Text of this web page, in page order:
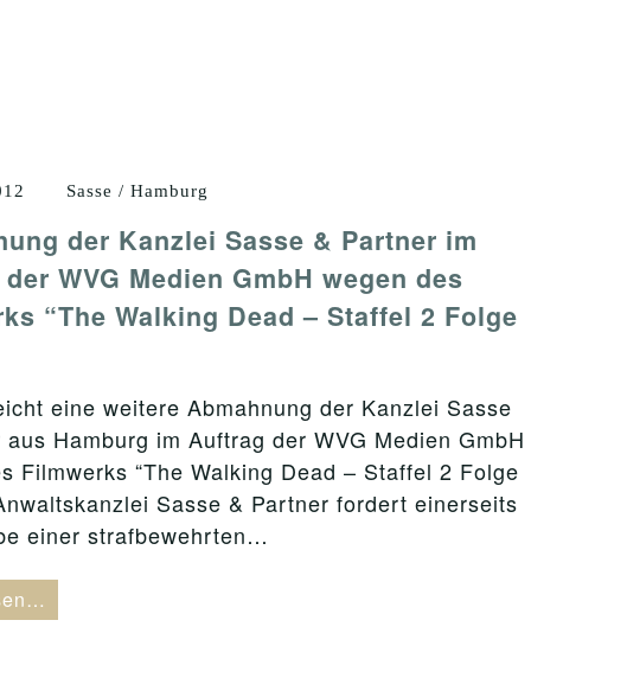
Sasse / Hamburg
der Kanzlei Sasse & Partner im
WVG Medien GmbH wegen des
“The Walking Dead – Staffel 2 Folge
eine weitere Abmahnung der Kanzlei Sasse
Hamburg im Auftrag der WVG Medien GmbH
Filmwerks “The Walking Dead – Staffel 2 Folge
Sasse & Partner fordert einerseits
einer strafbewehrten…